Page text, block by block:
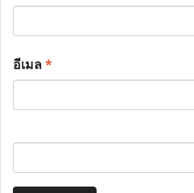
อีเมล*